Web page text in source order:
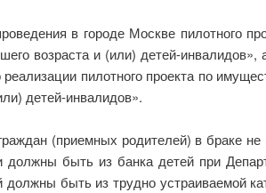
в городе Москве пилотного
возраста и (или) детей-инвалидов»,
пилотного проекта по
детей-инвалидов».
(приемных родителей) в браке не
быть из банка детей при
быть из трудно устраиваемой